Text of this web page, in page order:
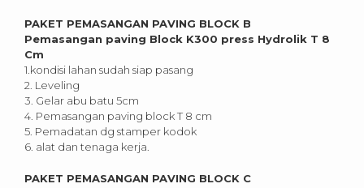
PAKET PEMASANGAN PAVING BLOCK B
Pemasangan paving Block K300 press Hydrolik T 8
Cm
1.kondisi lahan sudah siap pasang
2. Leveling
3. Gelar abu batu 5cm
4. Pemasangan paving block T 8 cm
5. Pemadatan dg stamper kodok
6. alat dan tenaga kerja.
PAKET PEMASANGAN PAVING BLOCK C